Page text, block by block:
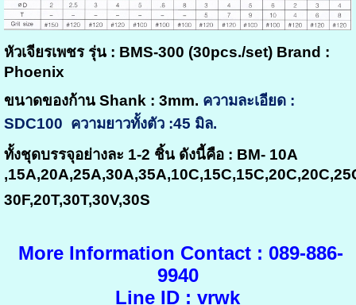
หัวเจียรเพชร รุ่น : BMS-300 (30pcs./set) Brand :
Phoenix
ขนาดของก้าน Shank : 3mm. ความละเอียด :
SDC100 ความยาวทั้งตัว :45 มิล.
ทั้งชุดบรรจุอย่างละ 1-2 ชิ้น ดังนี้คือ : BM- 10A
30F,20T,30T,30V,30S
More Information Contact : 089-886-
9940
Line ID : vrwk